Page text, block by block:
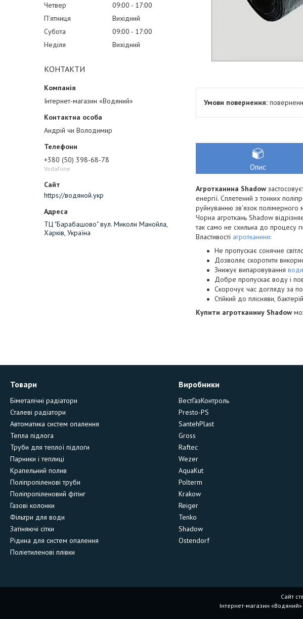
Четвер
09:00
17:00
Пʼятниця
Вихідний
Субота
09:00
17:00
Неділя
Вихідний
КОНТАКТИ
Інтернет-магазин «Водяний»
Андрій чи Володимир
+380 (50) 398-68-78
Vodafone
https://водяной.укр
ТЦ "Барабашово" вул. Миколи Манойла,
Харків, Україна
Опис
Агротканина Shadow
енергії. Сплетений з тонких
руйнуванню зв'язок полімерного
Чорна агроткань Shadow
так само не схильна до процесу
Властивості агротканини:
Не пропускає сонячне
Дозволяє скоротити
Знижує випаровування води
Добре пропускає воду і
Скорочує час догляду за
Стійкий до плісняви,
Купити агротканину Shadow
Товари
Біметалічні радіатори
Сталеві радіатори
Автоматика систем опалення
Тепла підлога
Труби для теплої підлоги
Парники і теплиці
Крапельний полив
Поліпропіленові труби
Поліпропіленовий фітінг
Газові колонки
Фільтри для води
Затіняючі сітки
Рідина для систем опалення
Поліетиленові плівки
Виробники
ВестГазКонтроль
Presto-PS
SantehPlast
Gross
Raftec
Wezer
AquaKut
Polterm
Krakow
Reiger
Tenko
Shadow
Ostendorf
Сайт